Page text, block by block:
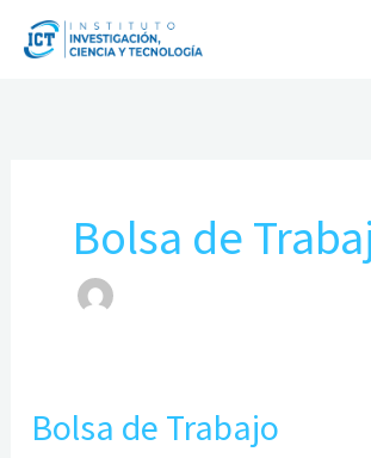
Bolsa de
Bolsa de Trabajo
Bolsa